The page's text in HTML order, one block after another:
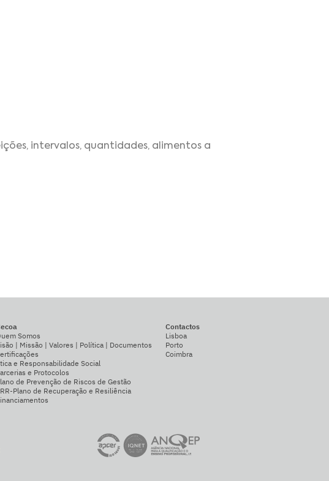
intervalos, quantidades, alimentos a
Somos
| Missão | Valores | Política | Documentos
e Responsabilidade Social
e Protocolos
de Prevenção de Riscos de Gestão
Plano de Recuperação e Resiliência
Contactos
Lisboa
Porto
Coimbra